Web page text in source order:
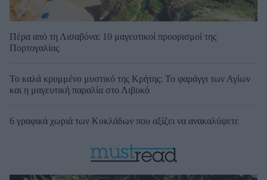
Πέρα από τη Λισαβόνα: 10 μαγευτικοί προορισμοί της
Πορτογαλίας
Το καλά κρυμμένο μυστικό της Κρήτης: Το φαράγγι των Αγίων
και η μαγευτική παραλία στο Λιβυκό
6 γραφικά χωριά των Κυκλάδων που αξίζει να ανακαλύψετε